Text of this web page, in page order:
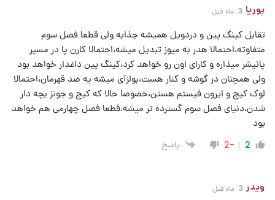
پوریا 3 ماه قبل
تقابل کینگ پین و دردویل همیشه جذابه ولی قطعا فصل سوم
متفاوته،احتمالا هدر به میوز تبدیل میشه،احتمالا کارن پا در مسیر
پانیشر میذاره و کارای اون رو خواهد کرد،کینگ پین داغدار خواهد بود
ولی همچنان در گوشه و کنار هست،بولزآی میشه یه ضد قهرمان،احتمالا
لوک کیج و ایرون فیستم هستن،خصوصا حالا که کیج و جونز بچه دار
شدن،دنیای فصل سوم گسترده تر میشه،قطعا فصل چهارمی هم خواهد
بود
2
-2 پاسخ
ویدر 3 ماه قبل